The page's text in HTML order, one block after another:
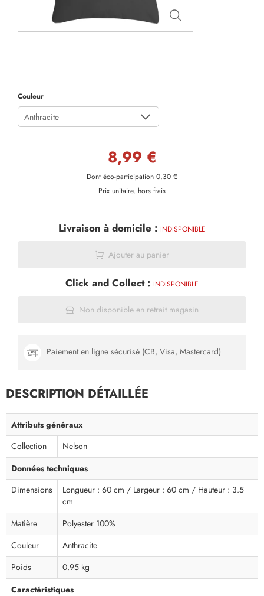
Couleur
Anthracite
8,99 €
Dont éco-participation 0,30 €
Prix unitaire, hors frais
Livraison à domicile : INDISPONIBLE
Ajouter au panier
Click and Collect : INDISPONIBLE
Non disponible en retrait magasin
Paiement en ligne sécurisé (CB, Visa, Mastercard)
DESCRIPTION DÉTAILLÉE
Attributs généraux
Collection Nelson
Données techniques
Dimensions
Longueur : 60 cm / Largeur : 60 cm / Hauteur : 3.5
cm
Matière
Polyester 100%
Couleur
Anthracite
Poids
0.95 kg
Caractéristiques